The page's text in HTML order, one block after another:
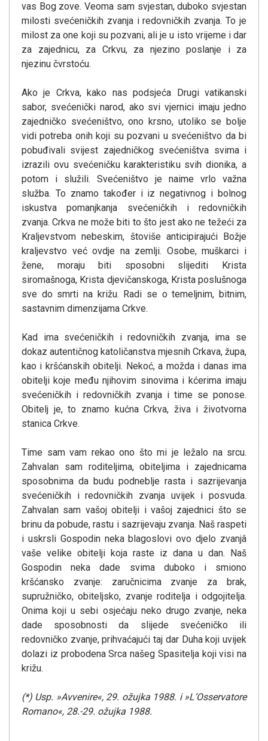
vas Bog zove. Veoma sam svjestan, duboko svjestan
milosti svećeničkih zvanja i redovničkih zvanja. To je
milost za one koji su pozvani, ali je u isto vrijeme i dar
za zajednicu, za Crkvu, za njezino poslanje i za
njezinu čvrstoću.
Ako je Crkva, kako nas podsjeća Drugi vatikanski
sabor, svećenički narod, ako svi vjernici imaju jedno
zajedničko svećeništvo, ono krsno, utoliko se bolje
vidi potreba onih koji su pozvani u svećeništvo da bi
pobuđivali svijest zajedničkog svećeništva svima i
izrazili ovu svećeničku karakteristiku svih dionika, a
potom i služili. Svećeništvo je naime vrlo važna
služba. To znamo također i iz negativnog i bolnog
iskustva pomanjkanja svećeničkih i redovničkih
zvanja. Crkva ne može biti to što jest ako ne težeći za
Kraljevstvom nebeskim, štoviše anticipirajući Božje
kraljevstvo već ovdje na zemlji. Osobe, muškarci i
žene, moraju biti sposobni slijediti Krista
siromašnoga, Krista djevičanskoga, Krista poslušnoga
sve do smrti na križu. Radi se o temeljnim, bitnim,
sastavnim dimenzijama Crkve.
Kad ima svećeničkih i redovničkih zvanja, ima se
dokaz autentičnog katoličanstva mjesnih Crkava, župa,
kao i kršćanskih obitelji. Nekoć, a možda i danas ima
obitelji koje među njihovim sinovima i kćerima imaju
svećeničkih i redovničkih zvanja i time se ponose.
Obitelj je, to znamo kućna Crkva, živa i životvorna
stanica Crkve.
Time sam vam rekao ono što mi je ležalo na srcu.
Zahvalan sam roditeljima, obiteljima i zajednicama
sposobnima da budu podneblje rasta i sazrijevanja
svećeničkih i redovničkih zvanja uvijek i posvuda.
Zahvalan sam vašoj obitelji i vašoj zajednici što se
brinu da pobude, rastu i sazrijevaju zvanja. Naš raspeti
i uskrsli Gospodin neka blagoslovi ovo djelo zvanjâ
vaše velike obitelji koja raste iz dana u dan. Naš
Gospodin neka dade svima duboko i smiono
kršćansko zvanje: zaručnicima zvanje za brak,
supružničko, obiteljsko, zvanje roditelja i odgojitelja.
Onima koji u sebi osjećaju neko drugo zvanje, neka
dade sposobnosti da slijede svećeničko ili
redovničko zvanje, prihvaćajući taj dar Duha koji uvijek
dolazi iz probodena Srca našeg Spasitelja koji visi na
križu.
(*) Usp. »Avvenire«, 29. ožujka 1988. i»L’Osservatore
Romano«, 28.-29. ožujka 1988.